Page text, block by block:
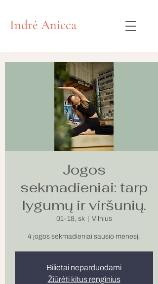
Indrė Anicca
Jogos
sekmadieniai: tarp
lygumų ir viršunių.
01-18, sk
  |
Vilnius
4 jogos sekmadieniai sausio mėnesį.
Bilietai neparduodami
Žiūrėti kitus renginius